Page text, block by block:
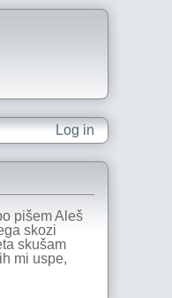
Log in
pišem Aleš
skozi
skušam
mi uspe,